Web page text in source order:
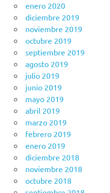
enero 2020
diciembre 2019
noviembre 2019
octubre 2019
septiembre 2019
agosto 2019
julio 2019
junio 2019
mayo 2019
abril 2019
marzo 2019
febrero 2019
enero 2019
diciembre 2018
noviembre 2018
octubre 2018